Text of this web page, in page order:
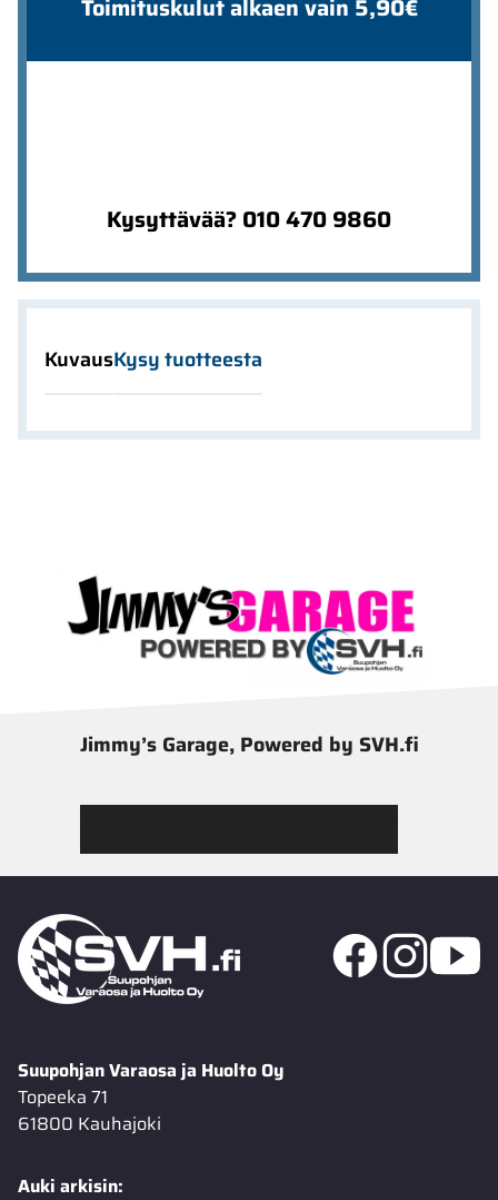
Toimituskulut alkaen vain 5,90€
Kysyttävää? 010 470 9860
KuvausKysy tuotteesta
Jimmy’s Garage, Powered by SVH.fi
Suupohjan Varaosa ja Huolto Oy
Topeeka 71
61800 Kauhajoki
Auki arkisin: